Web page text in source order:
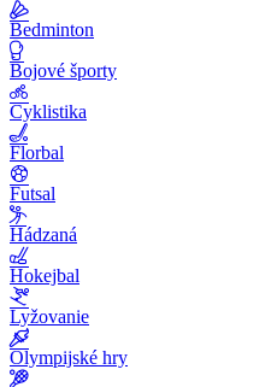
Bedminton
Bojové športy
Cyklistika
Florbal
Futsal
Hádzaná
Hokejbal
Lyžovanie
Olympijské hry